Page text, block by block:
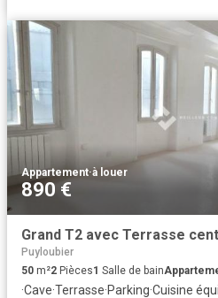
Appartement·à louer
890 €
Grand T2 avec Terrasse
Puyloubier
50 m²2 Pièces1 Salle de bain
·Cave·Terrasse·Parking·Cuisine